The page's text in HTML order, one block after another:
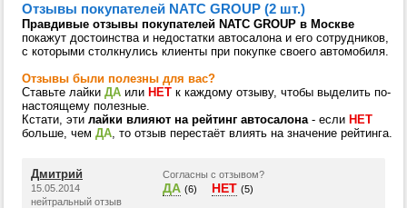
Отзывы покупателей NATC GROUP (2 шт.)
Правдивые отзывы покупателей NATC GROUP в Москве
покажут достоинства и недостатки автосалона и его сотрудников,
с которыми столкнулись клиенты при покупке своего автомобиля.
Отзывы были полезны для вас?
Ставьте лайки ДА или НЕТ к каждому отзыву, чтобы выделить по-
настоящему полезные.
Кстати, эти лайки влияют на рейтинг автосалона- если НЕТ
больше, чем ДА, то отзыв перестаёт влиять на значение рейтинга.
Дмитрий
15.05.2014
нейтральный отзыв
Согласны с отзывом?
ДА (6) НЕТ (5)